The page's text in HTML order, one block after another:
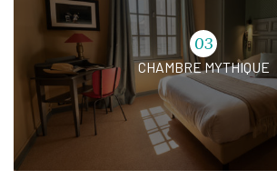
03
CHAMBRE MYTHIQUE